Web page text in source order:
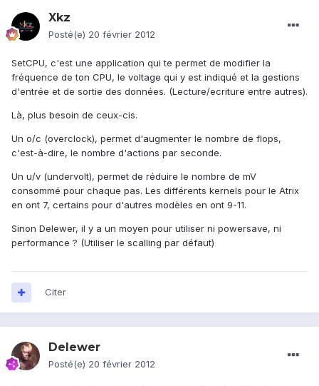
Xkz
Posté(e) 20 février 2012
SetCPU, c'est une application qui te permet de modifier la
fréquence de ton CPU, le voltage qui y est indiqué et la gestions
d'entrée et de sortie des données. (Lecture/ecriture entre autres).
Là, plus besoin de ceux-cis.
Un o/c (overclock), permet d'augmenter le nombre de flops,
c'est-à-dire, le nombre d'actions par seconde.
Un u/v (undervolt), permet de réduire le nombre de mV
consommé pour chaque pas. Les différents kernels pour le Atrix
en ont 7, certains pour d'autres modèles en ont 9-11.
Sinon Delewer, il y a un moyen pour utiliser ni powersave, ni
performance ? (Utiliser le scalling par défaut)
Citer
Delewer
Posté(e) 20 février 2012